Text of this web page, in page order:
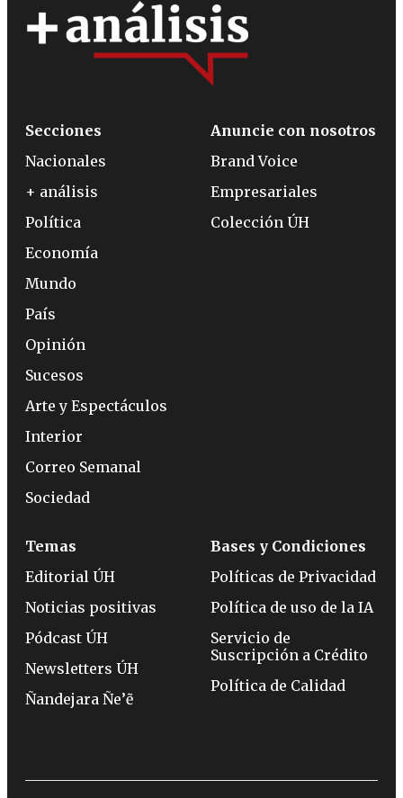
Secciones
Nacionales
+ análisis
Política
Economía
Mundo
País
Opinión
Sucesos
Arte y Espectáculos
Interior
Correo Semanal
Sociedad
Anuncie con nosotros
Brand Voice
Empresariales
Colección ÚH
Temas
Editorial ÚH
Noticias positivas
Pódcast ÚH
Newsletters ÚH
Ñandejara Ñe’ẽ
Bases y Condiciones
Políticas de Privacidad
Política de uso de la IA
Servicio de
Suscripción a Crédito
Política de Calidad